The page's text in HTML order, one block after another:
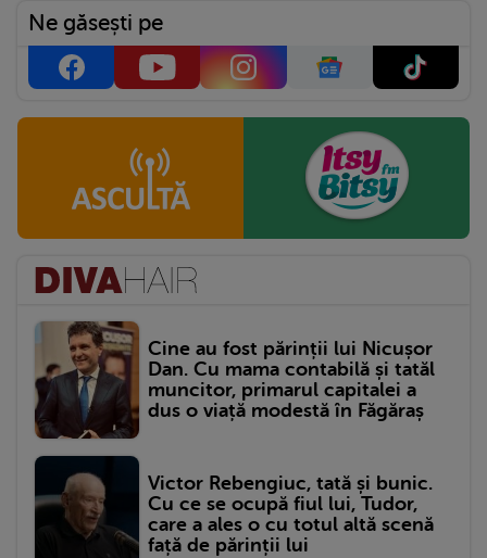
Ne găsești pe
Cine au fost părinții lui Nicușor
Dan. Cu mama contabilă și tatăl
muncitor, primarul capitalei a
dus o viață modestă în Făgăraș
Victor Rebengiuc, tată și bunic.
Cu ce se ocupă fiul lui, Tudor,
care a ales o cu totul altă scenă
față de părinții lui